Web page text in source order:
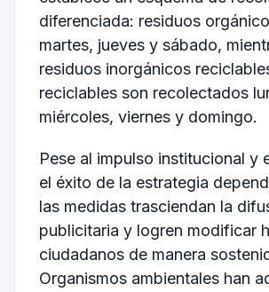
diferenciada: residuos
martes, jueves y sábado,
residuos inorgánicos
reciclables son recolectados
miércoles, viernes y domingo.
Pese al impulso institucional y
el éxito de la estrategia
las medidas trasciendan la
publicitaria y logren modificar
ciudadanos de manera
Organismos ambientales han